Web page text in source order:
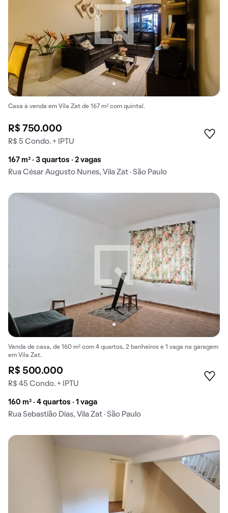
Casa à venda em Vila Zat de 167 m² com quintal.
R$ 750.000
R$ 5 Condo. + IPTU
167 m² · 3 quartos · 2 vagas
Rua César Augusto Nunes, Vila Zat · São Paulo
Venda de casa, de 160 m² com 4 quartos, 2 banheiros e 1 vaga na garagem
em Vila Zat.
R$ 500.000
R$ 45 Condo. + IPTU
160 m² · 4 quartos · 1 vaga
Rua Sebastião Dias, Vila Zat · São Paulo